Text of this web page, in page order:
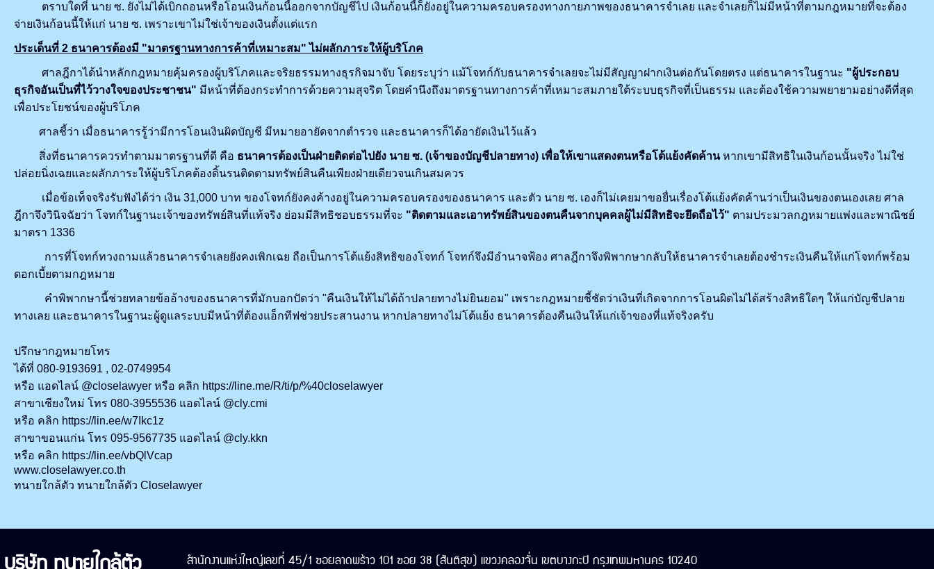
ตราบใดที่ นาย ซ. ยังไม่ได้เบิกถอนหรือโอนเงินก้อนนี้ออกจากบัญชีไป เงินก้อนนี้ก็ยังอยู่ในความครอบครองทางกายภาพของธนาคารจำเลย และจำเลยก็ไม่มีหน้าที่ตามกฎหมายที่จะต้อง
จ่ายเงินก้อนนี้ให้แก่ นาย ซ. เพราะเขาไม่ใช่เจ้าของเงินตั้งแต่แรก
ประเด็นที่ 2 ธนาคารต้องมี "มาตรฐานทางการค้าที่เหมาะสม" ไม่ผลักภาระให้ผู้บริโภค
ศาลฎีกาได้นำหลักกฎหมายคุ้มครองผู้บริโภคและจริยธรรมทางธุรกิจมาจับ โดยระบุว่า แม้โจทก์กับธนาคารจำเลยจะไม่มีสัญญาฝากเงินต่อกันโดยตรง แต่ธนาคารในฐานะ "ผู้ประกอบ
ธุรกิจอันเป็นที่ไว้วางใจของประชาชน" มีหน้าที่ต้องกระทำการด้วยความสุจริต โดยคำนึงถึงมาตรฐานทางการค้าที่เหมาะสมภายใต้ระบบธุรกิจที่เป็นธรรม และต้องใช้ความพยายามอย่างดีที่สุด
เพื่อประโยชน์ของผู้บริโภค
ศาลชี้ว่า เมื่อธนาคารรู้ว่ามีการโอนเงินผิดบัญชี มีหมายอายัดจากตำรวจ และธนาคารก็ได้อายัดเงินไว้แล้ว
สิ่งที่ธนาคารควรทำตามมาตรฐานที่ดี คือ ธนาคารต้องเป็นฝ่ายติดต่อไปยัง นาย ซ. (เจ้าของบัญชีปลายทาง) เพื่อให้เขาแสดงตนหรือโต้แย้งคัดค้านหากเขามีสิทธิในเงินก้อนนั้นจริง ไม่ใช่
ปล่อยนิ่งเฉยและผลักภาระให้ผู้บริโภคต้องดิ้นรนติดตามทรัพย์สินคืนเพียงฝ่ายเดียวจนเกินสมควร
เมื่อข้อเท็จจริงรับฟังได้ว่า เงิน 31,000 บาท ของโจทก์ยังคงค้างอยู่ในความครอบครองของธนาคาร และตัว นาย ซ. เองก็ไม่เคยมาขอยื่นเรื่องโต้แย้งคัดค้านว่าเป็นเงินของตนเองเลย ศาล
ฎีกาจึงวินิจฉัยว่า โจทก์ในฐานะเจ้าของทรัพย์สินที่แท้จริง ย่อมมีสิทธิชอบธรรมที่จะ "ติดตามและเอาทรัพย์สินของตนคืนจากบุคคลผู้ไม่มีสิทธิจะยึดถือไว้" ตามประมวลกฎหมายแพ่งและพาณิชย์
มาตรา 1336
การที่โจทก์ทวงถามแล้วธนาคารจำเลยยังคงเพิกเฉย ถือเป็นการโต้แย้งสิทธิของโจทก์ โจทก์จึงมีอำนาจฟ้อง ศาลฎีกาจึงพิพากษากลับให้ธนาคารจำเลยต้องชำระเงินคืนให้แก่โจทก์พร้อม
ดอกเบี้ยตามกฎหมาย
คำพิพากษานี้ช่วยทลายข้ออ้างของธนาคารที่มักบอกปัดว่า "คืนเงินให้ไม่ได้ถ้าปลายทางไม่ยินยอม" เพราะกฎหมายชี้ชัดว่าเงินที่เกิดจากการโอนผิดไม่ได้สร้างสิทธิใดๆ ให้แก่บัญชีปลาย
ทางเลย และธนาคารในฐานะผู้ดูแลระบบมีหน้าที่ต้องแอ็กทีฟช่วยประสานงาน หากปลายทางไม่โต้แย้ง ธนาคารต้องคืนเงินให้แก่เจ้าของที่แท้จริงครับ
ปรึกษากฎหมายโทร
ได้ที่ 080-9193691 , 02-0749954
หรือ แอดไลน์ @closelawyer หรือ คลิก https://line.me/R/ti/p/%40closelawyer
สาขาเชียงใหม่ โทร 080-3955536 แอดไลน์ @cly.cmi
หรือ คลิก https://lin.ee/w7Ikc1z
สาขาขอนแก่น โทร 095-9567735 แอดไลน์ @cly.kkn
หรือ คลิก https://lin.ee/vbQlVcap
www.closelawyer.co.th
ทนายใกล้ตัว ทนายใกล้ตัว Closelawyer
สำนักงานแห่งใหญ่เลขที่ 45/1 ซอยลาดพร้าว 101 ซอย 38 (สันติสุข) แขวงคลองจั่น เขตบางกะปิ กรุงเทพมหานคร 10240